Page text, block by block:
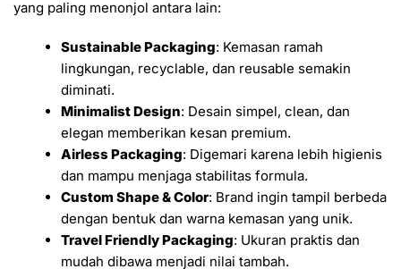
yang paling menonjol antara lain:
Sustainable Packaging: Kemasan ramah
lingkungan, recyclable, dan reusable semakin
diminati.
Minimalist Design: Desain simpel, clean, dan
elegan memberikan kesan premium.
Airless Packaging: Digemari karena lebih higienis
dan mampu menjaga stabilitas formula.
Custom Shape & Color: Brand ingin tampil berbeda
dengan bentuk dan warna kemasan yang unik.
Travel Friendly Packaging: Ukuran praktis dan
mudah dibawa menjadi nilai tambah.